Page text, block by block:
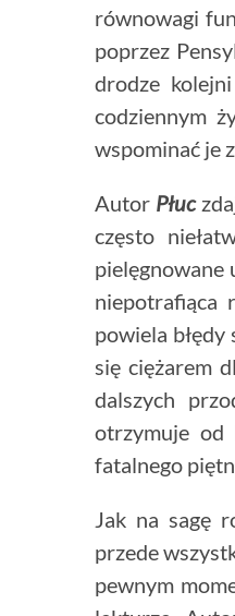
równowagi
poprzez
drodze
codziennym
wspominać je
Autor Płuc
często
pielęgnowane
niepotrafiąca
powiela błędy
się ciężarem
dalszych
otrzymuje od
fatalnego
Jak na sagę
przede
pewnym